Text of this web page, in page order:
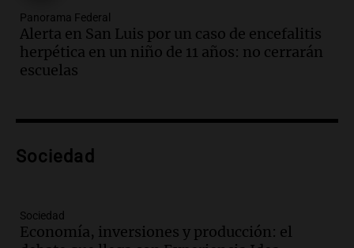
Audio.Visita del Papa León XIV: el
organizador de la gira de Juan Pablo II
recordó el desafío logístico
Viva la Radio
la Policía Federal en Córdoba por
Panorama Federal
capacitó en la escuela de oficios y
mantiene la residencia de la UNC
Panorama Federal
Alerta en San Luis por un caso de encefalitis
herpética en un niño de 11 años: no cerrarán
escuelas
Sociedad
Sociedad
Economía, inversiones y producción: el